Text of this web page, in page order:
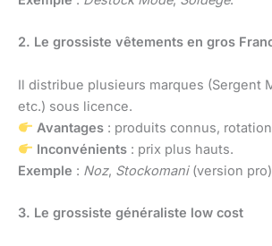
2. Le grossiste vêtements en gros
Il distribue plusieurs marques (Sergent
etc.) sous licence.
Avantages: produits connus,
Inconvénients: prix plus hauts.
Exemple : Noz, Stockomani(version
3. Le grossiste généraliste low cost